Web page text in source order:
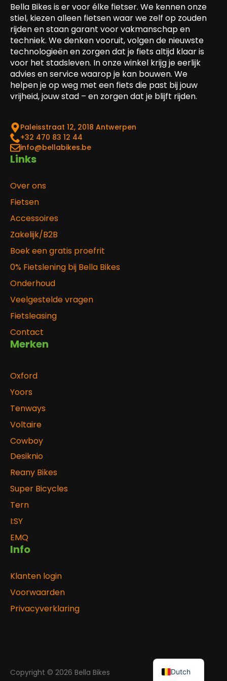
Bella Bikes is er voor élke fietser. We kennen onze
stiel, kiezen alleen fietsen waar we zelf op zouden
rijden en staan garant voor vakmanschap en
techniek. We denken vooruit, volgen de nieuwste
technologieën en zorgen dat je fiets altijd klaar is
voor het stadsleven. In onze winkel krijg je eerlijk
advies en service waarop je kan bouwen. We
helpen je op weg met een fiets die past bij jouw
vrijheid, jouw stad – en zorgen dat je blijft rijden.
Paleisstraat 12, 2018 Antwerpen
‎+32 470 83 12 44
info@bellabikes.be
Links
Over ons
Fietsen
Accessoires
Zakelijk/B2B
Boek een gratis proefrit
0% Fietslening bij Bella Bikes
Onderhoud
Veelgestelde vragen
Fietsleasing
Contact
Merken
Oxford
Yoors
Tenways
Voltaire
Cowboy
Desiknio
Reany Bikes
Super Bicycles
Tern
I:SY
EMQ
Info
Klanten login
Voorwaarden
Privacyverklaring
Copyright © 2026 Bella Bikes Dutch